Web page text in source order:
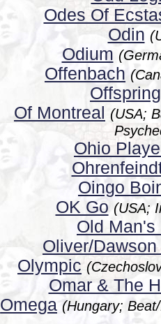
Odes Of
Odin
Odium
Offenbach
Offspring
Of Montreal
(USA;
Ohio
Oingo
OK Go (USA;
Old Man's
Oliver/
Olympic
Omar & The
Omega (Hungary;